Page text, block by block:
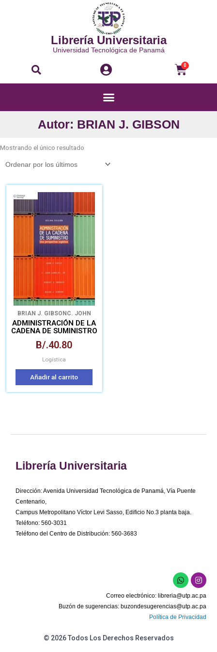
Librería Universitaria
Universidad Tecnológica de Panamá
Buscar 0
Menú
Autor: BRIAN J. GIBSON
Mostrando el único resultado
BRIAN J. GIBSONC. JOHN
LANGLEY JR.JOHN J.
COYLEROBERT A. NOVACK
ADMINISTRACIÓN DE LA
CADENA DE SUMINISTRO
LOGÍSTICA
B/.40.80
Logística
Añadir al carrito
Librería Universitaria
Dirección: Avenida Universidad Tecnológica de Panamá, Vía Puente
Centenario,
Campus Metropolitano Víctor Levi Sasso, Edificio No.3 planta baja.
Teléfono: 560-3031
Teléfono del Centro de Distribución: 560-3683
W
h
a
t
s
a
p
I
n
s
t
a
g
r
Correo electrónico: libreria@utp.ac.pa
Buzón de sugerencias: buzondesugerencias@utp.ac.pa
Política de Privacidad
© 2026 Todos Los Derechos Reservados